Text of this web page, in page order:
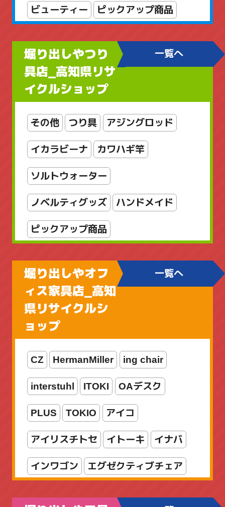
ビューティー ピックアップ商品
ブローチ ヘルスケア
レディースアクセサリー
レディースバッグ 京商 工芸品
店舗販売品 指輪・リング
新着商品 新着商品
美術品 輪島塗 金属工芸 銅製
雑貨 骨董品 骨董品_日本の陶磁
堀り出しやつり
具店_高知県リサ
イクルショップ
一覧へ
その他 つり具 アジングロッド
イカラビーナ カワハギ竿
ソルトウォーター
ノベルティグッズ ハンドメイド
ピックアップ商品
ブラックバス用
ボートアジングロッド
ライトゲームロッド ライン
リール ルアー ロッド
ロッド・リールセット
入門セット 新着商品 海水 竿
船竿
堀り出しやオフ
ィス家具店_高知
県リサイクルシ
ョップ
一覧へ
CZ HermanMiller ing chair
interstuhl ITOKI OAデスク
PLUS TOKIO アイコ
アイリスチトセ イトーキ イナバ
インワゴン エグゼクティブチェア